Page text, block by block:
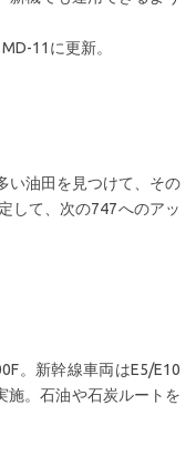
11に更新。
い油田を見つけて、その
して、次の747へのアッ
。新幹線車両はE5/E10
施。石油や石炭ルートを